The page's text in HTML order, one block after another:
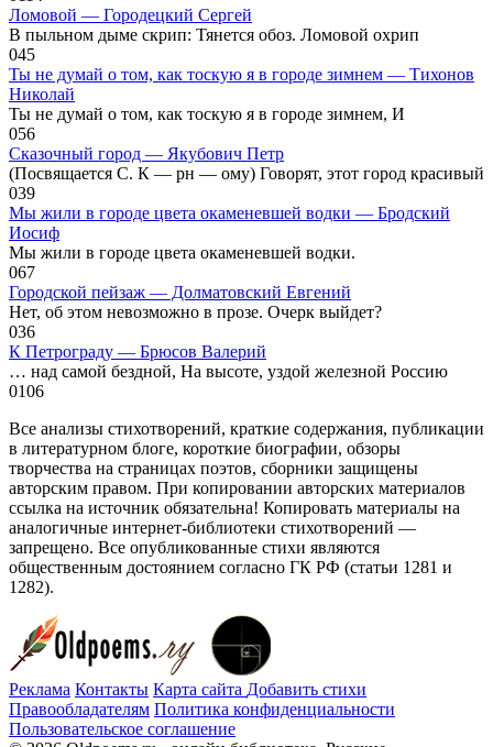
Ломовой — Городецкий Сергей
В пыльном дыме скрип: Тянется обоз. Ломовой охрип
045
Ты не думай о том, как тоскую я в городе зимнем — Тихонов
Николай
Ты не думай о том, как тоскую я в городе зимнем, И
056
Сказочный город — Якубович Петр
(Посвящается С. К — рн — ому) Говорят, этот город красивый
039
Мы жили в городе цвета окаменевшей водки — Бродский
Иосиф
Мы жили в городе цвета окаменевшей водки.
067
Городской пейзаж — Долматовский Евгений
Нет, об этом невозможно в прозе. Очерк выйдет?
036
К Петрограду — Брюсов Валерий
… над самой бездной, На высоте, уздой железной Россию
0106
Все анализы стихотворений, краткие содержания, публикации
в литературном блоге, короткие биографии, обзоры
творчества на страницах поэтов, сборники защищены
авторским правом. При копировании авторских материалов
ссылка на источник обязательна! Копировать материалы на
аналогичные интернет-библиотеки стихотворений —
запрещено. Все опубликованные стихи являются
общественным достоянием согласно ГК РФ (статьи 1281 и
1282).
Реклама Контакты Карта сайта Добавить стихи
Правообладателям Политика конфиденциальности
Пользовательское соглашение